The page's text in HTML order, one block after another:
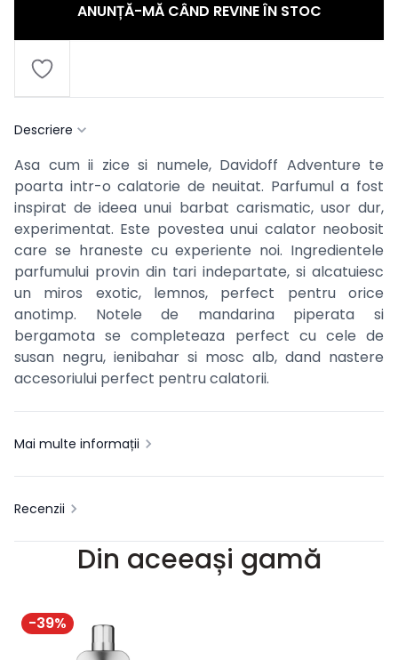
ANUNȚĂ-MĂ CÂND REVINE ÎN STOC
Descriere
Asa cum ii zice si numele, Davidoff Adventure te
poarta intr-o calatorie de neuitat. Parfumul a fost
inspirat de ideea unui barbat carismatic, usor dur,
experimentat. Este povestea unui calator neobosit
care se hraneste cu experiente noi. Ingredientele
parfumului provin din tari indepartate, si alcatuiesc
un miros exotic, lemnos, perfect pentru orice
anotimp. Notele de mandarina piperata si
bergamota se completeaza perfect cu cele de
susan negru, ienibahar si mosc alb, dand nastere
accesoriului perfect pentru calatorii.
Mai multe informații
Recenzii
Din aceeași gamă
-39%